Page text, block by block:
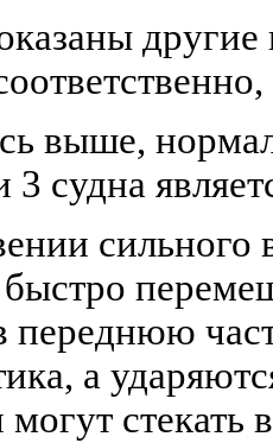
другие
выше,
3 судна
а
стекать